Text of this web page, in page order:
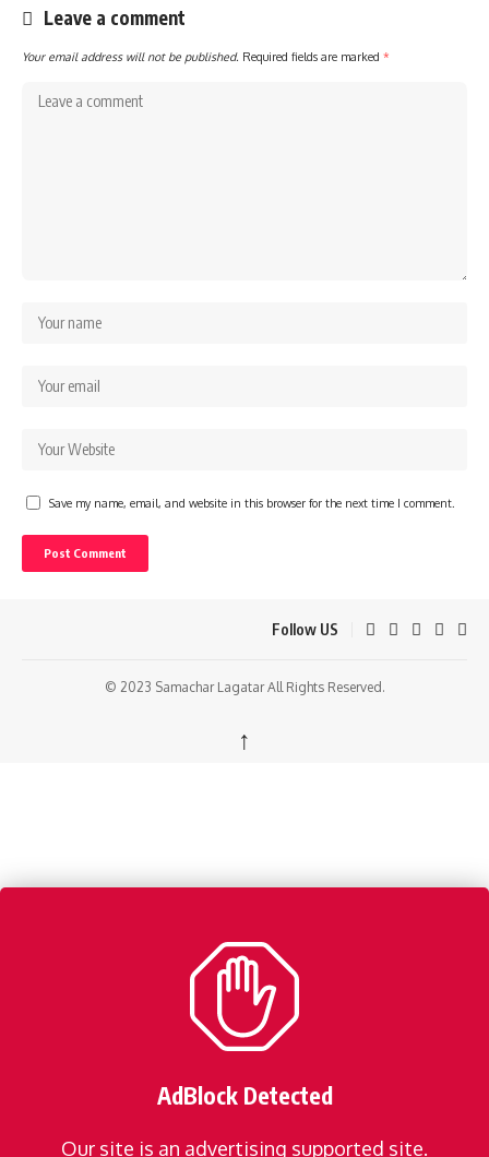
Leave a comment
Your email address will not be published. Required fields are marked *
Save my name, email, and website in this browser for the next time I comment.
Follow US
© 2023 Samachar Lagatar All Rights Reserved.
↑
AdBlock Detected
Our site is an advertising supported site.